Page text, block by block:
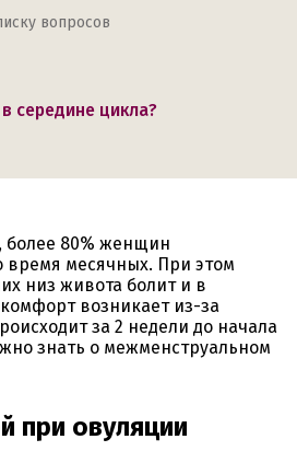
вопросов
середине цикла?
более 80% женщин
месячных. При этом
низ живота болит и в
возникает из-за
за 2 недели до начала
знать о межменструальном
при овуляции